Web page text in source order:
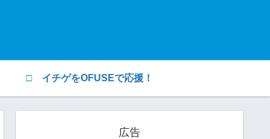
□ イチゲをOFUSEで応援！
広告